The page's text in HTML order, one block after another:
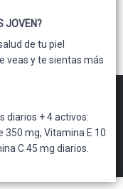
JOVEN?
de tu piel
veas y te sientas más
diarios + 4 activos:
350 mg, Vitamina E 10
C 45 mg diarios.
FILTROS